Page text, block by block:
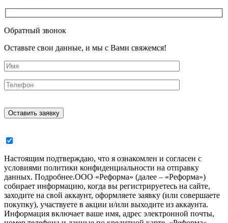
Обратный звонок
Оставьте свои данные, и мы с Вами свяжемся!
Настоящим подтверждаю, что я ознакомлен и согласен с
условиями политики конфиденциальности на отправку
данных. Подробнее.ООО «Реформа» (далее – «Реформа»)
собирает информацию, когда вы регистрируетесь на сайте,
заходите на свой аккаунт, оформляете заявку (или совершаете
покупку), участвуете в акции и/или выходите из аккаунта.
Информация включает ваше имя, адрес электронной почты,